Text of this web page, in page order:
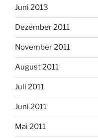
Juni 2013
Dezember 2011
November 2011
August 2011
Juli 2011
Juni 2011
Mai 2011